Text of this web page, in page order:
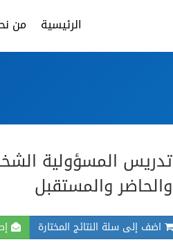
الرئيسية من
تدريس المسؤولية
والحاضر والمستقبل
اضف إلى سلة النتائج المختارة